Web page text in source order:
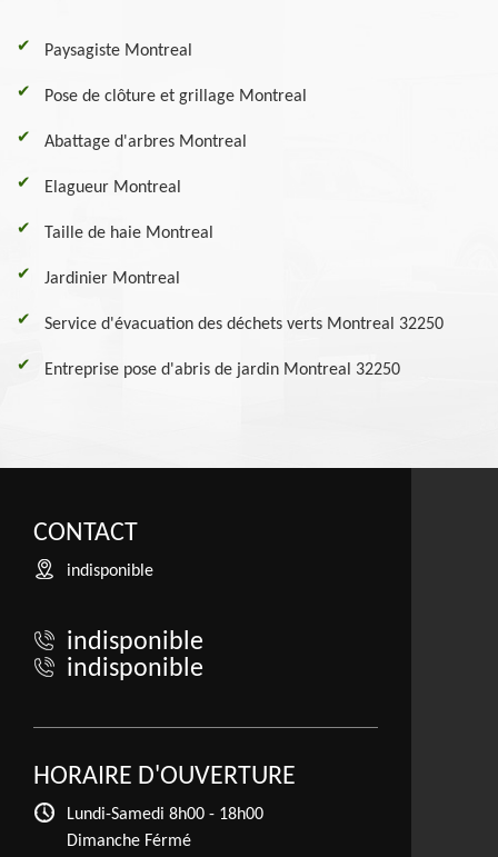
Paysagiste Montreal
Pose de clôture et grillage Montreal
Abattage d'arbres Montreal
Elagueur Montreal
Taille de haie Montreal
Jardinier Montreal
Service d'évacuation des déchets verts Montreal 32250
Entreprise pose d'abris de jardin Montreal 32250
CONTACT
indisponible
indisponible
indisponible
HORAIRE D'OUVERTURE
Lundi-Samedi 8h00 - 18h00
Dimanche Férmé